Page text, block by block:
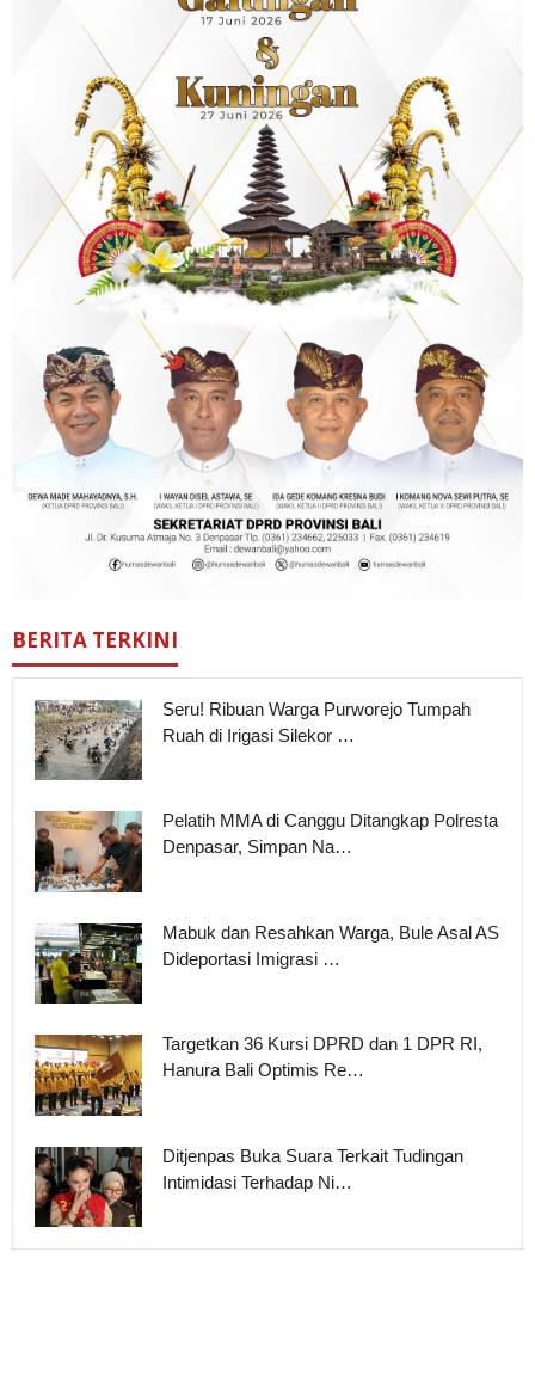
BERITA TERKINI
Seru! Ribuan Warga Purworejo Tumpah
Ruah di Irigasi Silekor …
Pelatih MMA di Canggu Ditangkap Polresta
Denpasar, Simpan Na…
Mabuk dan Resahkan Warga, Bule Asal AS
Dideportasi Imigrasi …
Targetkan 36 Kursi DPRD dan 1 DPR RI,
Hanura Bali Optimis Re…
Ditjenpas Buka Suara Terkait Tudingan
Intimidasi Terhadap Ni…